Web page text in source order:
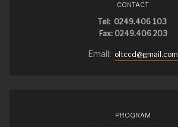
CONTACT
Tel: 0249.406 103
Fax: 0249.406 203
Email: oltccd@gmail.com
PROGRAM